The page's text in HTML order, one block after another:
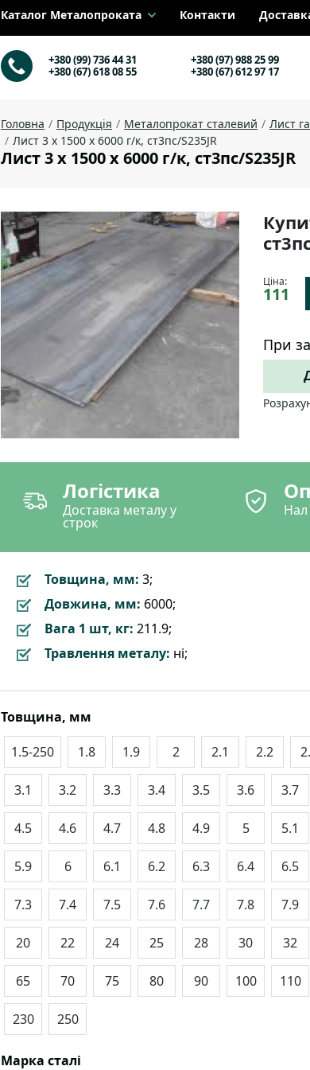
Каталог Металопроката Контакти
+380 (99) 736 44 31
+380 (97) 988 25 99
+380 (67) 618 08 55
+380 (67) 612 97 17
Головна Продукція Металопрокат сталевий Лист
Лист 3 х 1500 х 6000 г/к, ст3пс/S235JR
Лист 3 х 1500 х 6000 г/к, ст3пс/S235JR
Ціна:
111
При
Логістика
Доставка металу у
строк
Товщина, мм: 3;
Довжина, мм: 6000;
Вага 1 шт, кг: 211.9;
Травлення металу: ні;
Товщина, мм
1.5-250
1.8 1.9 2 2.1 2.2
3.1 3.2 3.3 3.4 3.5 3.6 3.7
4.5 4.6 4.7 4.8 4.9 5 5.1
5.9 6 6.1 6.2 6.3 6.4 6.5
7.3 7.4 7.5 7.6 7.7 7.8 7.9
20 22 24 25 28 30 32
65 70 75 80 90 100 110
230 250
Марка сталі